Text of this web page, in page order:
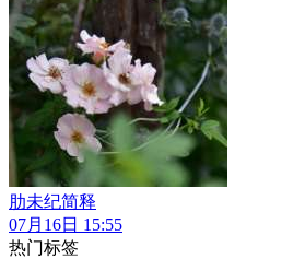
肋未纪简释
07月16日 15:55
热门标签